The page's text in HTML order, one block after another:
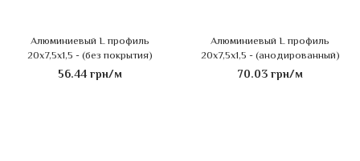
Алюминиевый L профиль
20х7,5х1,5 - (без покрытия)
56.44 грн/м
Алюминиевый L профиль
20х7,5х1,5 - (анодированный)
70.03 грн/м